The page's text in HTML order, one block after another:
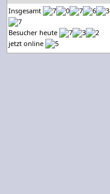
Insgesamt
Besucher heute
jetzt online